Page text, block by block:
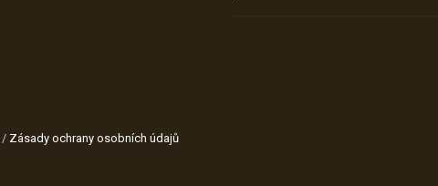
/ Zásady ochrany osobních údajů